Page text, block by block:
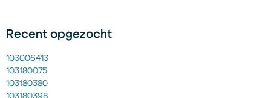
Recent opgezocht
103006413
103180075
103180380